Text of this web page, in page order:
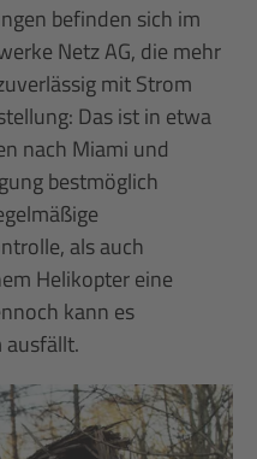
befinden sich im
Netz AG, die mehr
mit Strom
Das ist in etwa
nach Miami und
bestmöglich
als auch
Helikopter eine
kann es
ausfällt.